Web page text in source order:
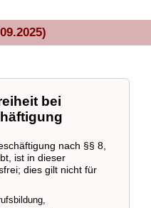
bei
nach §§ 8,
ist in dieser
dies gilt nicht für